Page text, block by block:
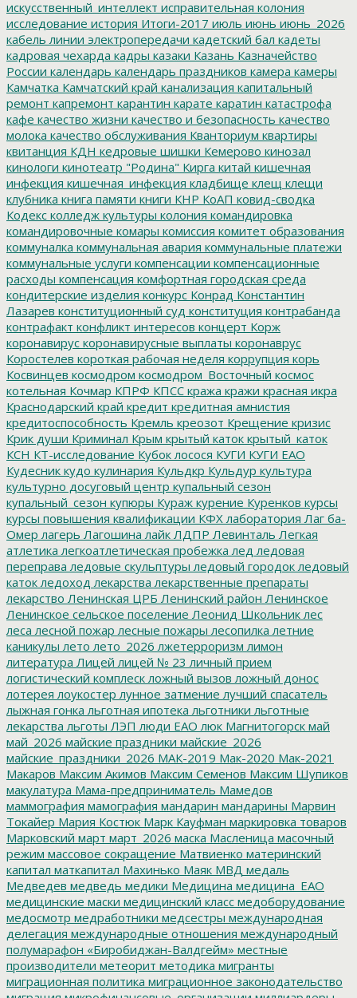
искусственный_интеллект исправительная колония
исследование история Итоги-2017 июль июнь июнь_2026
кабель линии электропередачи кадетский бал кадеты
кадровая чехарда кадры казаки Казань Казначейство
России календарь календарь праздников камера камеры
Камчатка Камчатский край канализация капитальный
ремонт капремонт карантин карате каратин катастрофа
кафе качество жизни качество и безопасность качество
молока качество обслуживания Кванториум квартиры
квитанция КДН кедровые шишки Кемерово кинозал
кинологи кинотеатр "Родина" Кирга китай кишечная
инфекция кишечная_инфекция кладбище клещ клещи
клубника книга памяти книги КНР КоАП ковид-сводка
Кодекс колледж культуры колония командировка
командировочные комары комиссия комитет образования
коммуналка коммунальная авария коммунальные платежи
коммунальные услуги компенсации компенсационные
расходы компенсация комфортная городская среда
кондитерские изделия конкурс Конрад Константин
Лазарев конституционный суд конституция контрабанда
контрафакт конфликт интересов концерт Корж
коронавирус коронавирусные выплаты коронаврус
Коростелев короткая рабочая неделя коррупция корь
Косвинцев космодром космодром_Восточный космос
котельная Кочмар КПРФ КПСС кража кражи красная икра
Краснодарский край кредит кредитная амнистия
кредитоспособность Кремль креозот Крещение кризис
Крик души Криминал Крым крытый каток крытый_каток
КСН КТ-исследование Кубок лосося КУГИ КУГИ ЕАО
Кудесник кудо кулинария Кульдкр Кульдур культура
культурно досуговый центр купальный сезон
купальный_сезон купюры Кураж курение Куренков курсы
курсы повышения квалификации КФХлаборатория Лаг ба-
Омер лагерь Лагошина лайк ЛДПР Левинталь Легкая
атлетика легкоатлетическая пробежка лед ледовая
переправа ледовые скульптуры ледовый городокледовый
катокледоход лекарства лекарственные препараты
лекарство Ленинская ЦРБ Ленинский район Ленинское
Ленинское сельское поселение Леонид Школьниклес
леса лесной пожар лесные пожары лесопилка летние
каникулы лето лето_2026 лжетерроризм лимон
литература Лицей лицей № 23 личный прием
логистический комплескложный вызов ложный донос
лотерея лоукостер лунное затмение лучший спасатель
лыжная гонка льготная ипотека льготники льготные
лекарства льготы ЛЭП люди ЕАО люк Магнитогорск май
май_2026 майские праздники майские_2026
майские_праздники_2026 МАК-2019 Мак-2020 Мак-2021
Макаров Максим Акимов Максим Семенов Максим Шупиков
макулатура Мама-предприниматель Мамедов
маммография мамография мандарин мандарины Марвин
Токайер Мария Костюк Марк Кауфман маркировка товаров
Марковский март март_2026 маска Масленица масочный
режим массовое сокращение Матвиенко материнский
капитал маткапитал Махинько Маяк МВД медаль
Медведев медведь медики Медицина медицина_ЕАО
медицинские маски медицинский класс медоборудование
медосмотр медработники медсестры международная
делегация международные отношения международный
полумарафон «Биробиджан-Валдгейм» местные
производители метеорит методика мигранты
миграционная политика миграционное законодательство